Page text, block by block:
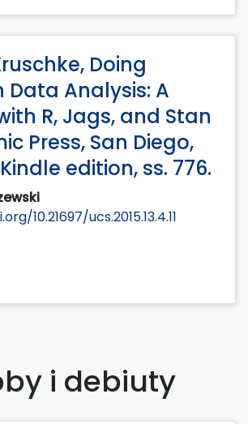
Doing
Data Analysis: A
R, Jags, and Stan
Press, San Diego,
edition, ss. 776.
10.21697/ucs.2015.13.4.11
i debiuty